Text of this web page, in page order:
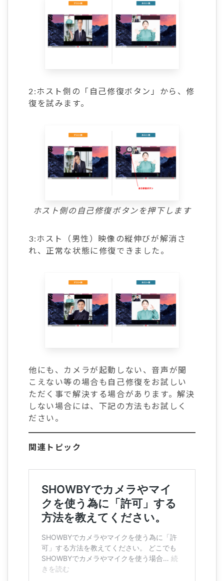
2:ホスト側の「自己修復ボタン」から、修
復を試みます。
ホスト側の自己修復ボタンを押下します
3:ホスト（男性）映像の縦伸びが解消さ
れ、正常な状態に修復できました。
他にも、カメラが起動しない、音声が聞
こえない等の場合も自己修復をお試しい
ただく事で解決する場合があります。解決
しない場合には、下記の方法もお試しく
ださい。
関連トピック